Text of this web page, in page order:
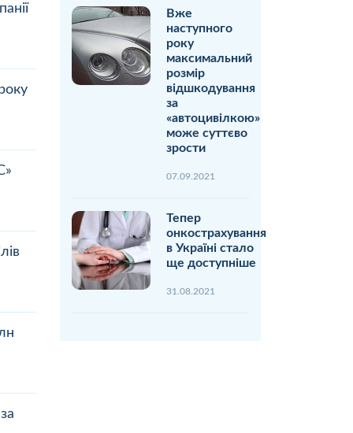
Вже
наступного
року
максимальний
розмір
відшкодування
за
«автоцивілкою»
може суттєво
зрости
07.09.2021
Тепер
онкострахування
в Україні стало
ще доступніше
31.08.2021